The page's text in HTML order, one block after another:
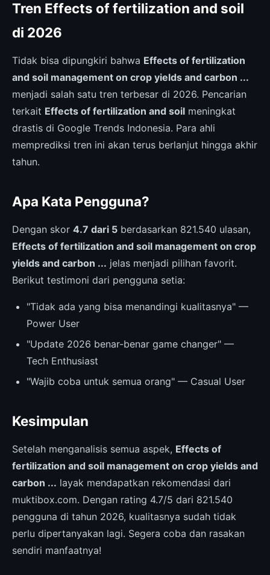
Tren Effects of fertilization and soil
di 2026
Tidak bisa dipungkiri bahwa Effects of fertilization
and soil management on crop yields and carbon ...
menjadi salah satu tren terbesar di 2026. Pencarian
terkait Effects of fertilization and soil meningkat
drastis di Google Trends Indonesia. Para ahli
memprediksi tren ini akan terus berlanjut hingga akhir
tahun.
Apa Kata Pengguna?
Dengan skor 4.7 dari 5 berdasarkan 821.540 ulasan,
Effects of fertilization and soil management on crop
yields and carbon ... jelas menjadi pilihan favorit.
Berikut testimoni dari pengguna setia:
"Tidak ada yang bisa menandingi kualitasnya" —
Power User
"Update 2026 benar-benar game changer" —
Tech Enthusiast
"Wajib coba untuk semua orang" — Casual User
Kesimpulan
Setelah menganalisis semua aspek, Effects of
fertilization and soil management on crop yields and
carbon ... layak mendapatkan rekomendasi dari
muktibox.com. Dengan rating 4.7/5 dari 821.540
pengguna di tahun 2026, kualitasnya sudah tidak
perlu dipertanyakan lagi. Segera coba dan rasakan
sendiri manfaatnya!